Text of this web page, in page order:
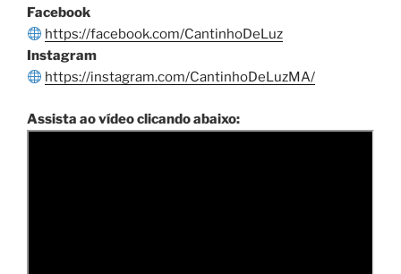
Facebook
https://facebook.com/CantinhoDeLuz
Instagram
https://instagram.com/CantinhoDeLuzMA/
Assista ao vídeo clicando abaixo: